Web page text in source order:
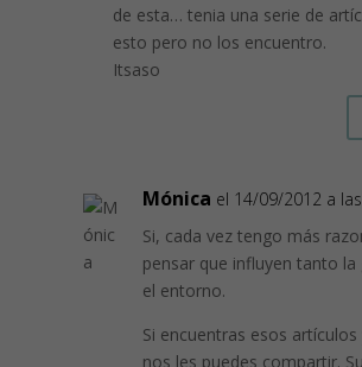
de esta… tenia una serie de
esto pero no los encuentro.
Itsaso
Mónica el 14/09/2012 a
Si, cada vez tengo más
pensar que influyen tanto
el entorno.
Si encuentras esos
nos les puedes compartir.